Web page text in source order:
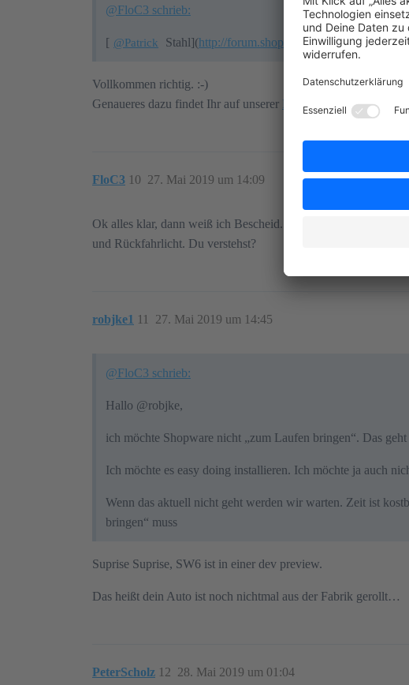
@FloC3 schrieb:
[ @Patrick Stahl](http://forum.shopware.com/profile/1869/
Vollkommen richtig. :-)
Genaueres dazu findet Ihr auf unserer Roadmap
FloC3 27. Mai 2019 um 14:09
10
Ok alles klar, dann weiß ich Bescheid. Hatte nur gehofft, das
und Rückfahrlicht. Du verstehst?
robjke1 27. Mai 2019 um 14:45
11
@FloC3 schrieb:
Hallo @robjke‍,
ich möchte Shopware nicht „zum Laufen bringen“. Das
Ich möchte es easy doing installieren. Ich möchte ja auch
Wenn das aktuell nicht geht werden wir warten. Zeit ist
bringen“ muss
Suprise Suprise, SW6 ist in einer dev preview.
Das heißt dein Auto ist noch nichtmal aus der Fabrik gerollt…
PeterScholz 28. Mai 2019 um 01:04
12